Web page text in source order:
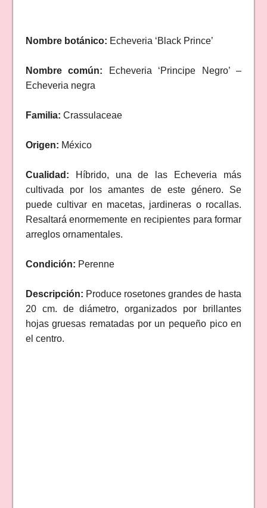
Nombre botánico: Echeveria ‘Black Prince’
Nombre común:
Echeveria ‘Principe Negro’ –
Echeveria negra
Familia: Crassulaceae
Origen: México
Cualidad: Híbrido, una de las Echeveria más
cultivada por los amantes de este género. Se
puede cultivar en macetas, jardineras o rocallas.
Resaltará enormemente en recipientes para formar
arreglos ornamentales.
Condición: Perenne
Descripción: Produce rosetones grandes de hasta
20 cm. de diámetro, organizados por brillantes
hojas gruesas rematadas por un pequeño pico en
el centro.